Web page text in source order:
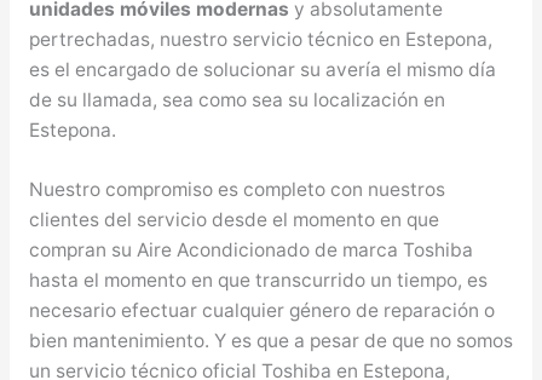
unidades móviles modernas y absolutamente
pertrechadas, nuestro servicio técnico en Estepona,
es el encargado de solucionar su avería el mismo día
de su llamada, sea como sea su localización en
Estepona.
Nuestro compromiso es completo con nuestros
clientes del servicio desde el momento en que
compran su Aire Acondicionado de marca Toshiba
hasta el momento en que transcurrido un tiempo, es
necesario efectuar cualquier género de reparación o
bien mantenimiento. Y es que a pesar de que no somos
un servicio técnico oficial Toshiba en Estepona,